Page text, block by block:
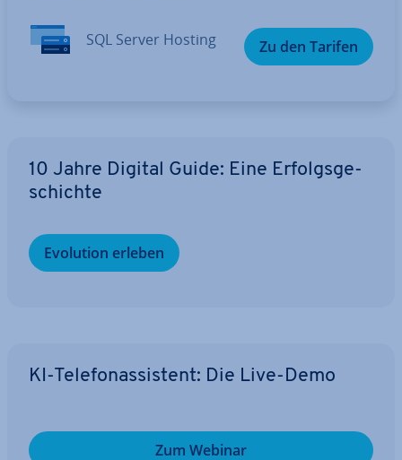
SQL Server Hosting Zu den Tarifen
10 Jahre Digital Guide: Eine Er­folgs­ge­
schich­te
Evolution erleben
KI-Te­le­fon­as­sis­tent: Die Live-Demo
Zum Webinar